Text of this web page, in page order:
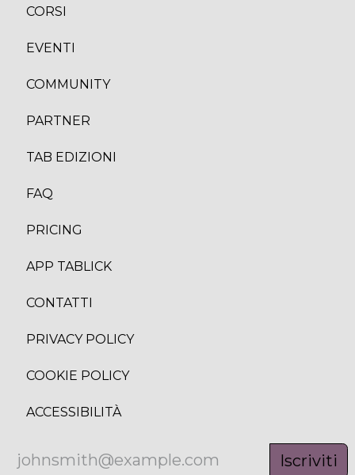
CORSI
EVENTI
COMMUNITY
PARTNER
TAB EDIZIONI
FAQ
PRICING
APP TABLICK
CONTATTI
PRIVACY POLICY
COOKIE POLICY
ACCESSIBILITÀ
Iscriviti